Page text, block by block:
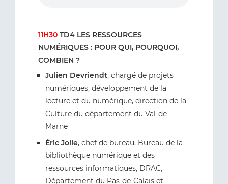
11H30 TD4 LES RESSOURCES
NUMÉRIQUES : POUR QUI, POURQUOI,
COMBIEN ?
Julien Devriendt, chargé de projets
numériques, développement de la
lecture et du numérique, direction de la
Culture du département du Val-de-
Marne
Éric Jolie, chef de bureau, Bureau de la
bibliothèque numérique et des
ressources informatiques, DRAC,
Département du Pas-de-Calais et